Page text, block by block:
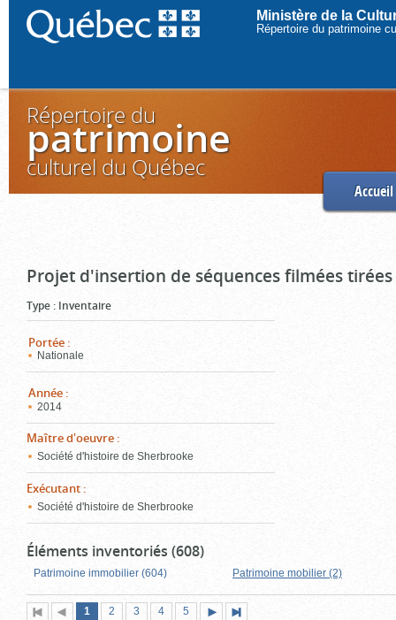
Ministère de la
Répertoire du patrimoine
Répertoire du
patrimoine
culturel du Québec
Accueil
Projet d'insertion de séquences filmées
Type : Inventaire
Portée :
Nationale
Année :
2014
Maître d'oeuvre :
Société d'histoire de Sherbrooke
Exécutant :
Société d'histoire de Sherbrooke
Éléments inventoriés (608)
Patrimoine immobilier (604) Patrimoine mobilier (2)
PremièrePage
Page
1 (pagePage
2 Page
3 Page
4 Page
5